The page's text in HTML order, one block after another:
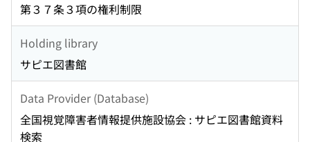
第３７条３項の権利制限
Holding library
サピエ図書館
Data Provider (Database)
全国視覚障害者情報提供施設協会 : サピエ図書館資料
検索